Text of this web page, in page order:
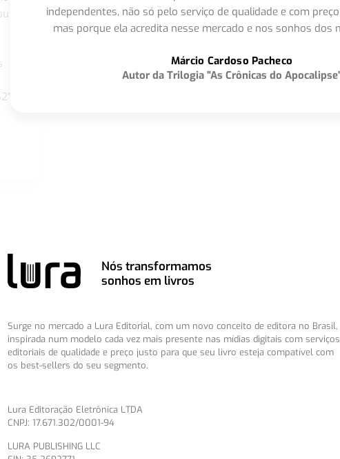
independentes, não só pelo serviço de qualidade e com
mas porque ela acredita nesse mercado e nos sonhos dos
Márcio Cardoso Pacheco
Autor da Trilogia "As Crônicas do
Nós transformamos
sonhos em livros
Surge no mercado a Lura Editorial, com um novo conceito de editora no Brasil,
inspirada num modelo cada vez mais presente nas mídias digitais com serviços
editoriais de qualidade e preço justo para que seu livro esteja compatível com
os best-sellers do seu segmento.
Lura Editoração Eletrônica LTDA
CNPJ: 17.671.302/0001-94
LURA PUBLISHING LLC